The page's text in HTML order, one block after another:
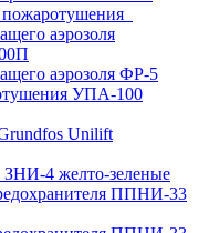
аэрозоля
аэрозоля ФР-5
УПА-100
Unilift
4 желто-зеленые
ППНИ-33